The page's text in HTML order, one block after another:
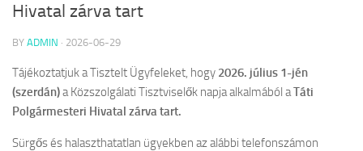
Hivatal zárva tart
BY ADMIN · 2026-06-29
Tájékoztatjuk a Tisztelt Ügyfeleket, hogy 2026. július 1-jén
(szerdán)a Közszolgálati Tisztviselők napja alkalmából aTáti
Polgármesteri Hivatal zárva tart.
Sürgős és halaszthatatlan ügyekben az alábbi telefonszámon